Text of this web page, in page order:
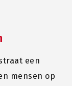
een
mensen op